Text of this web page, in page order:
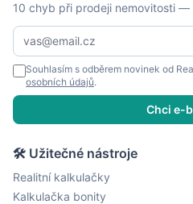
10 chyb při prodeji nemovitosti —
Souhlasím s odběrem novinek od
osobních údajů.
Chci e-
🛠 Užitečné nástroje
Realitní kalkulačky
Kalkulačka bonity